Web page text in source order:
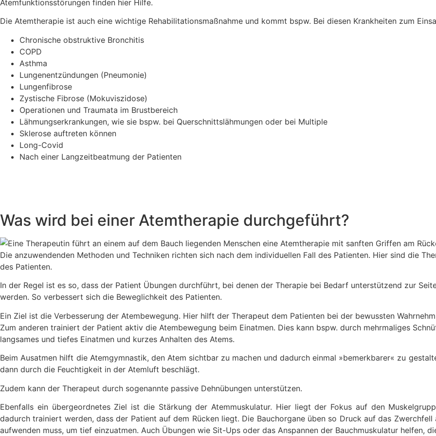
Atemfunktionsstörungen finden hier Hilfe.
Die Atemtherapie ist auch eine wichtige Rehabilitationsmaßnahme und kommt bspw. Bei diesen Krankheiten zum
Chronische obstruktive Bronchitis
COPD
Asthma
Lungenentzündungen (Pneumonie)
Lungenfibrose
Zystische Fibrose (Mokuviszidose)
Operationen und Traumata im Brustbereich
Lähmungserkrankungen, wie sie bspw. bei Querschnittslähmungen oder bei Multiple
Sklerose auftreten können
Long-Covid
Nach einer Langzeitbeatmung der Patienten
Was wird bei einer Atemtherapie durchgeführt?
Die anzuwendenden Methoden und Techniken richten sich nach dem individuellen Fall des Patienten. Hier sind die
des Patienten.
In der Regel ist es so, dass der Patient Übungen durchführt, bei denen der Therapie bei Bedarf unterstützend zur
werden. So verbessert sich die Beweglichkeit des Patienten.
Ein Ziel ist die Verbesserung der Atembewegung. Hier hilft der Therapeut dem Patienten bei der bewussten
Zum anderen trainiert der Patient aktiv die Atembewegung beim Einatmen. Dies kann bspw. durch mehrmaliges
langsames und tiefes Einatmen und kurzes Anhalten des Atems.
Beim Ausatmen hilft die Atemgymnastik, den Atem sichtbar zu machen und dadurch einmal »bemerkbarer« zu
dann durch die Feuchtigkeit in der Atemluft beschlägt.
Zudem kann der Therapeut durch sogenannte passive Dehnübungen unterstützen.
Ebenfalls ein übergeordnetes Ziel ist die Stärkung der Atemmuskulatur. Hier liegt der Fokus auf den
dadurch trainiert werden, dass der Patient auf dem Rücken liegt. Die Bauchorgane üben so Druck auf das
aufwenden muss, um tief einzuatmen. Auch Übungen wie Sit-Ups oder das Anspannen der Bauchmuskulatur helfen,